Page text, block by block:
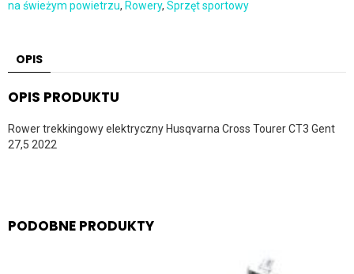
na świeżym powietrzu, Rowery, Sprzęt sportowy
OPIS
OPIS PRODUKTU
Rower trekkingowy elektryczny Husqvarna Cross Tourer CT3 Gent
27,5 2022
PODOBNE PRODUKTY